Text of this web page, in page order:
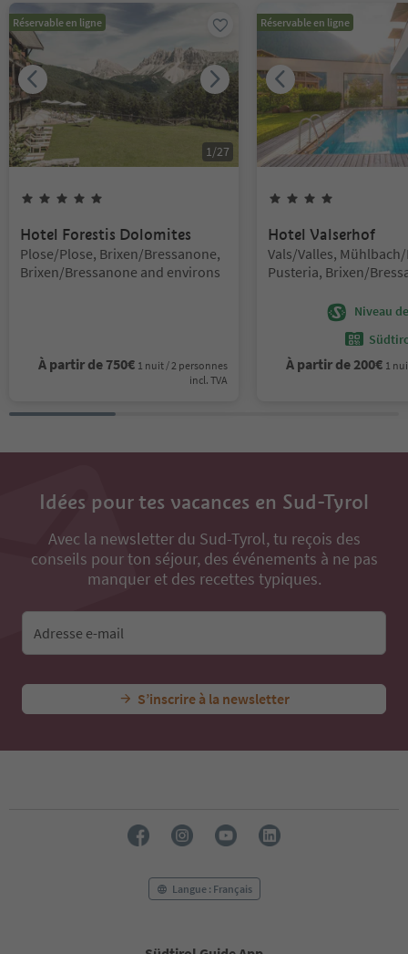
Réservable en ligne
1 /27
Hotel Forestis Dolomites
Emplacement:
Plose/Plose, Brixen/Bressanone,
Brixen/Bressanone and environs
À partir de 750€ 1 nuit / 2 personnes
incl. TVA
Réservable en ligne
Hotel Valserhof
Emplacement:
Vals/Valles,
Pusteria, Brixen/
Niveau
À partir de 200€ 1
Idées pour tes vacances en Sud-Tyrol
Avec la newsletter du Sud-Tyrol, tu reçois des
conseils pour ton séjour, des événements à ne pas
manquer et des recettes typiques.
Adresse e-mail
S’inscrire à la newsletter
Langue : Français